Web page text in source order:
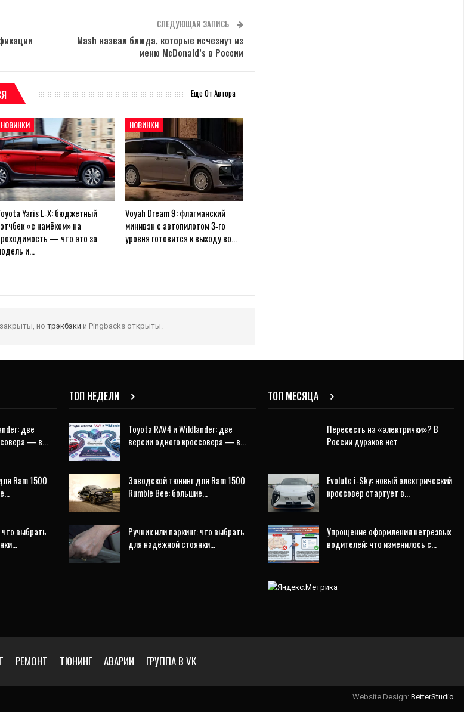
СЛЕДУЮЩАЯ ЗАПИСЬ
Mash назвал блюда, которые исчезнут из
меню McDonald’s в России
Еще От Автора
НОВИНКИ
Yaris L‑X: бюджетный
«с намёком» на
— что это за
и…
НОВИНКИ
Voyah Dream 9: флагманский
минивэн с автопилотом 3‑го
уровня готовится к выходу во…
нотрэкбэки и Pingbacks открыты.
две
— в…
Ram 1500
что выбрать
ТОП НЕДЕЛИ
Toyota RAV4 и Wildlander: две
версии одного кроссовера — в…
Заводской тюнинг для Ram 1500
Rumble Bee: большие…
Ручник или паркинг: что выбрать
для надёжной стоянки…
ТОП МЕСЯЦА
Пересесть на «электрички»? В
России дураков нет
Evolute i‑Sky: новый электрический
кроссовер стартует в…
Упрощение оформления нетрезвых
водителей: что изменилось с…
РЕМОНТ ТЮНИНГ АВАРИИ ГРУППА В VK
Website Design: BetterStudio